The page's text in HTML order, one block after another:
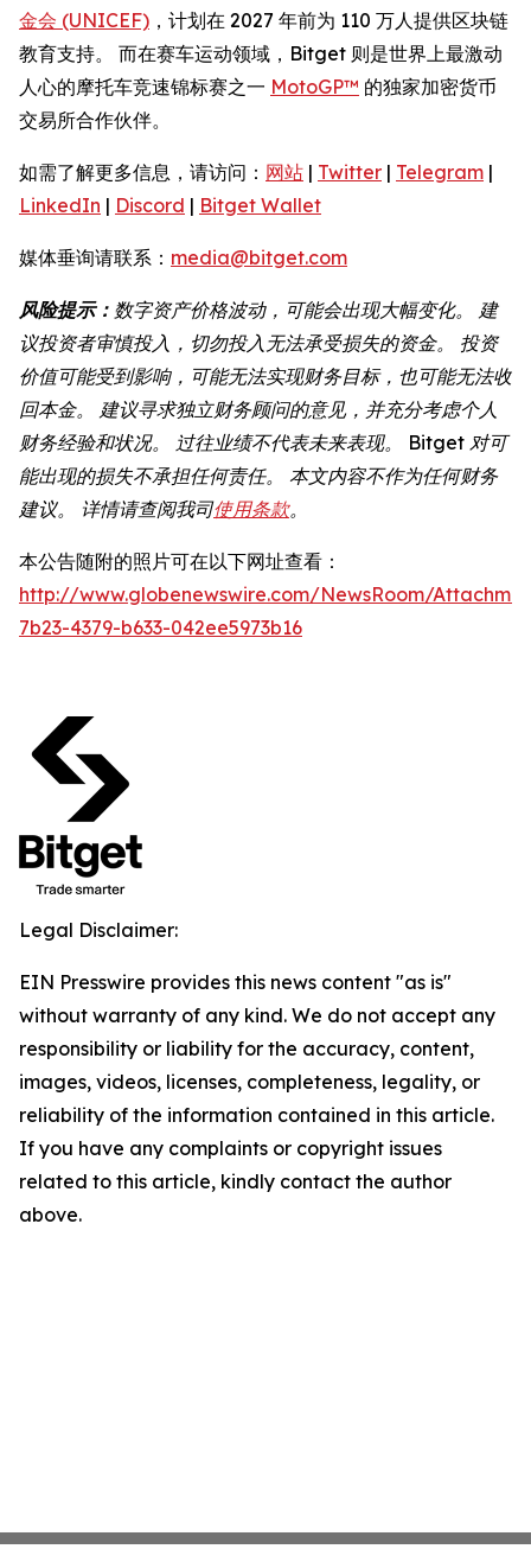
金会 (UNICEF) ，计划在 2027 年前为 110 万人提供区块链
教育支持。 而在赛车运动领域，Bitget 则是世界上最激动
人心的摩托车竞速锦标赛之一 MotoGP™ 的独家加密货币
交易所合作伙伴。
如需了解更多信息，请访问： 网站 | Twitter | Telegram |
LinkedIn | Discord | Bitget Wallet
媒体垂询请联系： media@bitget.com
风险提示： 数字资产价格波动，可能会出现大幅变化。
建
议投资者审慎投入，切勿投入无法承受损失的资金。
投资
价值可能受到影响，可能无法实现财务目标，也可能无法收
回本金。
建议寻求独立财务顾问的意见，并充分考虑个人
财务经验和状况。
过往业绩不代表未来表现。 Bitget 对可
能出现的损失不承担任何责任。
本文内容不作为任何财务
建议。
详情请查阅我司使用条款。
本公告随附的照片可在以下网址查看：
http://www.globenewswire.com/NewsRoom/
7b23-4379-b633-042ee5973b16
Legal Disclaimer:
EIN Presswire provides this news content "as is"
without warranty of any kind. We do not accept any
responsibility or liability for the accuracy, content,
images, videos, licenses, completeness, legality, or
reliability of the information contained in this article.
If you have any complaints or copyright issues
related to this article, kindly contact the author
above.